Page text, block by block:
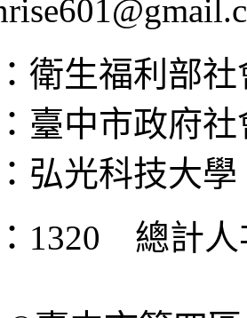
衛生福利部
臺中市政府社
弘光科技大學
1320 總計人